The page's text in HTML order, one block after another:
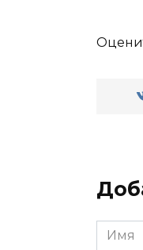
Имя